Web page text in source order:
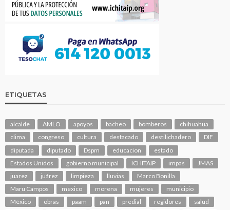
ETIQUETAS
alcalde AMLO apoyos bacheo bomberos
chihuahua
clima
congreso cultura destacado destilichadero
DIF
diputada
diputado Dspm educacion
estado
Estados Unidos
gobierno municipal ICHITAIP impas
JMAS
juarez
juárez limpieza lluvias
Marco Bonilla
Maru Campos
mexico morena mujeres
municipio
México
obras paam pan predial regidores
salud